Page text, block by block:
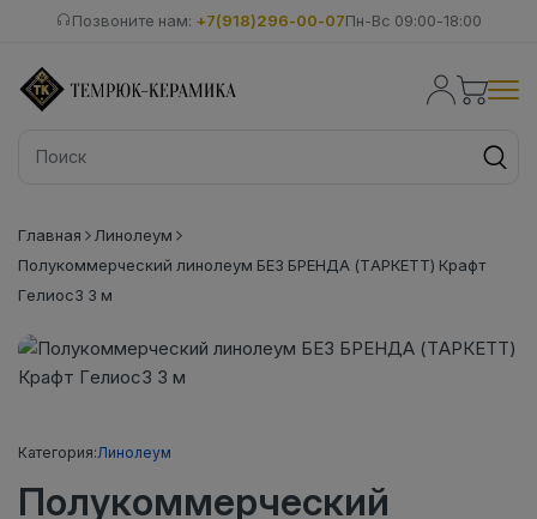
Позвоните нам: +7(918)296-00-07Пн-Вс 09:00-18:00
Главная
Линолеум
Полукоммерческий линолеум БЕЗ БРЕНДА (ТАРКЕТТ) Крафт
Гелиос3 3 м
Категория:Линолеум
Полукоммерческий